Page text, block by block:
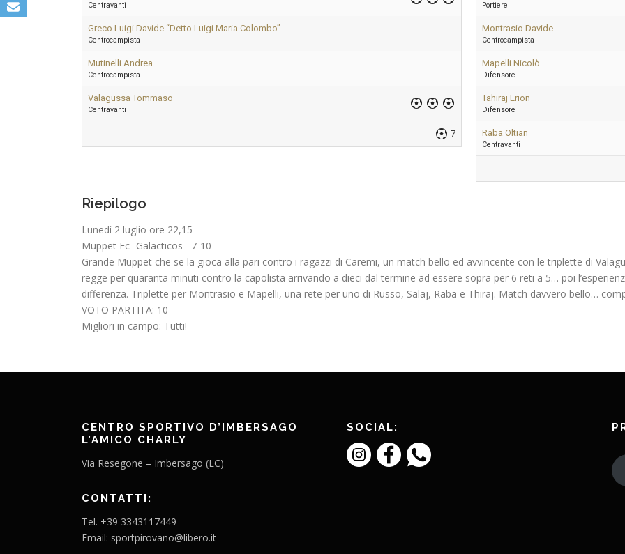
Centravanti
Greco Luigi Davide “Detto Luigi Maria Colombo”
Centrocampista
Mutinelli Andrea
Centrocampista
Valagussa Tommaso
Centravanti
7
Portiere
Montrasio Davide
Centrocampista
Mapelli Nicolò
Difensore
Tahiraj Erion
Difensore
Raba Oltian
Centravanti
Riepilogo
Lunedì 2 luglio ore 22,15
Muppet Fc- Galacticos= 7-10
Grande Muppet che se la gioca alla pari contro i ragazzi di Caremi, un match bello ed avvincente con le triplette di
regge per quaranta minuti contro la capolista arrivando a dieci dal termine ad essere sopra per 6 reti a 5… poi
differenza. Triplette per Montrasio e Mapelli, una rete per uno di Russo, Salaj, Raba e Thiraj. Match davvero bello…
VOTO PARTITA: 10
Migliori in campo: Tutti!
CENTRO SPORTIVO D’IMBERSAGO
L’AMICO CHARLY
Via Resegone – Imbersago (LC)
CONTATTI:
Tel. +39 3343117449
Email: sportpirovano@libero.it
SOCIAL: